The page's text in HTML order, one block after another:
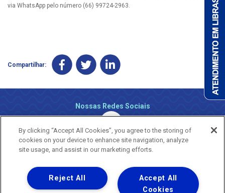
via WhatsApp pelo número (66) 99724-2963.
Compartilhar:
Nossas Redes Sociais
Uma empresa
Copyright ® 2026 - Todos os Direitos Reservados.
By clicking “Accept All Cookies”, you agree to the storing of
cookies on your device to enhance site navigation, analyze
site usage, and assist in our marketing efforts.
Accept All
Cookies
Reject All